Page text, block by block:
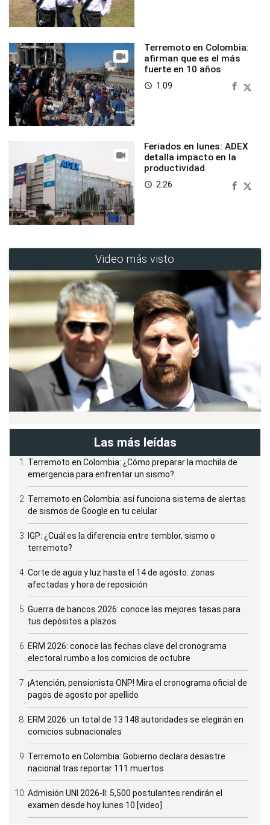
Terremoto en Colombia:
afirman que es el más
fuerte en 10 años
access_time 1:09
Feriados en lunes: ADEX
detalla impacto en la
productividad
access_time 2:26
Video más visto
Las más leídas
Terremoto en Colombia: ¿Cómo preparar la mochila de
emergencia para enfrentar un sismo?
Terremoto en Colombia: así funciona sistema de alertas
de sismos de Google en tu celular
IGP: ¿Cuál es la diferencia entre temblor, sismo o
terremoto?
Corte de agua y luz hasta el 14 de agosto: zonas
afectadas y hora de reposición
Guerra de bancos 2026: conoce las mejores tasas para
tus depósitos a plazos
ERM 2026: conoce las fechas clave del cronograma
electoral rumbo a los comicios de octubre
¡Atención, pensionista ONP! Mira el cronograma oficial de
pagos de agosto por apellido
ERM 2026: un total de 13 148 autoridades se elegirán en
comicios subnacionales
Terremoto en Colombia: Gobierno declara desastre
nacional tras reportar 111 muertos
Admisión UNI 2026-II: 5,500 postulantes rendirán el
examen desde hoy lunes 10 [video]